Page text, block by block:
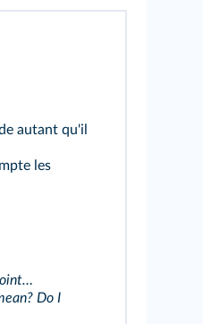
autant qu'il
les
Do I